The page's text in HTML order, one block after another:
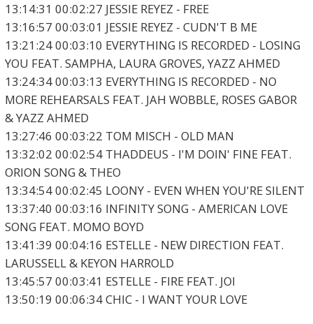
13:14:31 00:02:27 JESSIE REYEZ - FREE
13:16:57 00:03:01 JESSIE REYEZ - CUDN'T B ME
13:21:24 00:03:10 EVERYTHING IS RECORDED - LOSING
YOU FEAT. SAMPHA, LAURA GROVES, YAZZ AHMED
13:24:34 00:03:13 EVERYTHING IS RECORDED - NO
MORE REHEARSALS FEAT. JAH WOBBLE, ROSES GABOR
& YAZZ AHMED
13:27:46 00:03:22 TOM MISCH - OLD MAN
13:32:02 00:02:54 THADDEUS - I'M DOIN' FINE FEAT.
ORION SONG & THEO
13:34:54 00:02:45 LOONY - EVEN WHEN YOU'RE SILENT
13:37:40 00:03:16 INFINITY SONG - AMERICAN LOVE
SONG FEAT. MOMO BOYD
13:41:39 00:04:16 ESTELLE - NEW DIRECTION FEAT.
LARUSSELL & KEYON HARROLD
13:45:57 00:03:41 ESTELLE - FIRE FEAT. JOI
13:50:19 00:06:34 CHIC - I WANT YOUR LOVE